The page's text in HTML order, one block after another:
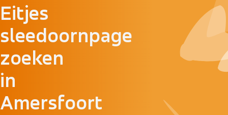
Eitjes
sleedoornpage
zoeken
in
Amersfoort